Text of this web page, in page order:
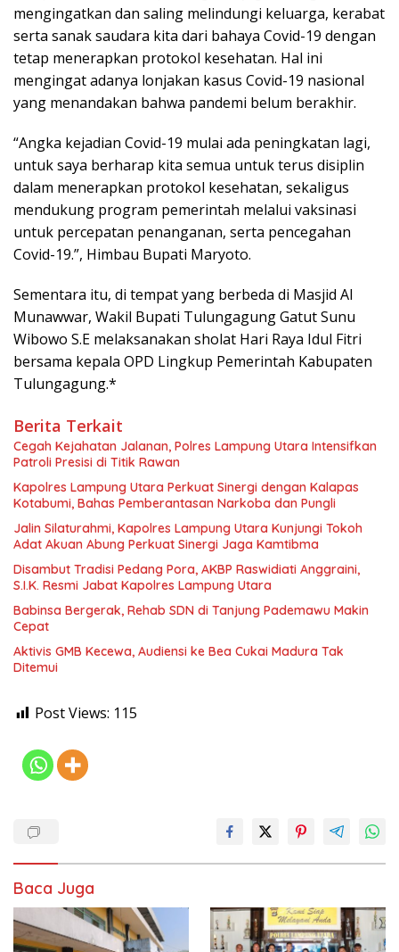
mengingatkan dan saling melindungi keluarga, kerabat
serta sanak saudara kita dari bahaya Covid-19 dengan
tetap menerapkan protokol kesehatan. Hal ini
mengingat adanya lonjakan kasus Covid-19 nasional
yang menandakan bahwa pandemi belum berakhir.
“Angka kejadian Covid-19 mulai ada peningkatan lagi,
untuk saya berharap kita semua untuk terus disiplin
dalam menerapkan protokol kesehatan, sekaligus
mendukung program pemerintah melalui vaksinasi
untuk percepatan penanganan, serta pencegahan
Covid-19.”, Himbau Bupati Maryoto.
Sementara itu, di tempat yang berbeda di Masjid Al
Munawwar, Wakil Bupati Tulungagung Gatut Sunu
Wibowo S.E melaksanakan sholat Hari Raya Idul Fitri
bersama kepala OPD Lingkup Pemerintah Kabupaten
Tulungagung.*
Berita Terkait
Cegah Kejahatan Jalanan, Polres Lampung Utara Intensifkan
Patroli Presisi di Titik Rawan
Kapolres Lampung Utara Perkuat Sinergi dengan Kalapas
Kotabumi, Bahas Pemberantasan Narkoba dan Pungli
Jalin Silaturahmi, Kapolres Lampung Utara Kunjungi Tokoh
Adat Akuan Abung Perkuat Sinergi Jaga Kamtibma
Disambut Tradisi Pedang Pora, AKBP Raswidiati Anggraini,
S.I.K. Resmi Jabat Kapolres Lampung Utara
Babinsa Bergerak, Rehab SDN di Tanjung Pademawu Makin
Cepat
Aktivis GMB Kecewa, Audiensi ke Bea Cukai Madura Tak
Ditemui
Post Views: 115
Baca Juga